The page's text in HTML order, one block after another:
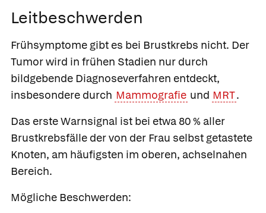
Leitbeschwerden
Frühsymptome gibt es bei Brustkrebs nicht. Der
Tumor wird in frühen Stadien nur durch
bildgebende Diagnoseverfahren entdeckt,
insbesondere durch Mammografie und MRT.
Das erste Warnsignal ist bei etwa 80 % aller
Brustkrebsfälle der von der Frau selbst getastete
Knoten, am häufigsten im oberen, achselnahen
Bereich.
Mögliche Beschwerden: